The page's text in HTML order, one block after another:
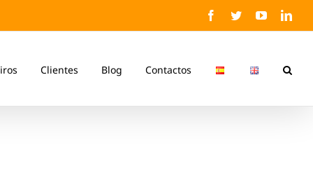
Facebook
TwitterYouTube
Clientes Blog Contactos